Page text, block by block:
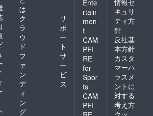
は
ク
ラ
ウ
ド
フ
ァ
ン
デ
ィ
ン
グ
サ
ポ
ー
ト
サ
ー
ビ
ス
Ente
rtain
men
t
CAM
PFI
RE
for
Spor
ts
CAM
PFI
キュリ
ティ方
針
反社基
本方針
カスタ
マーハ
ラスメ
ントに
対する
考え方
クッ